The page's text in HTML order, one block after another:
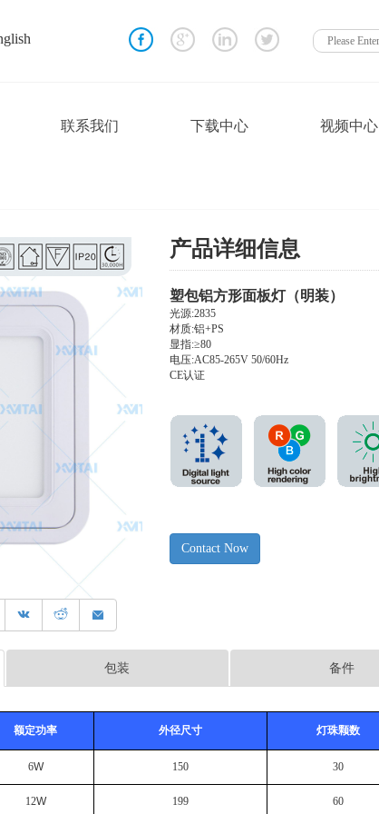
联系我们 下载中心 视频中心
  
产品详细信息
塑包铝方形面板灯（明装）
光源:2835
材质:铝+PS
显指:≥80
电压:AC85-265V 50/60Hz
CE认证
Contact Now
包装 备件
额定功率 外径尺寸 灯珠颗数
6W 150 30
12W 199 60